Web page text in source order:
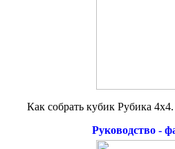
Как собрать кубик Рубика
Руководство -